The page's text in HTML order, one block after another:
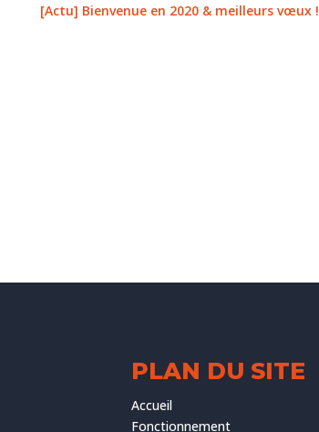
[Actu] Bienvenue en 2020 & meilleurs vœux !
PLAN DU SITE
Accueil
Fonctionnement